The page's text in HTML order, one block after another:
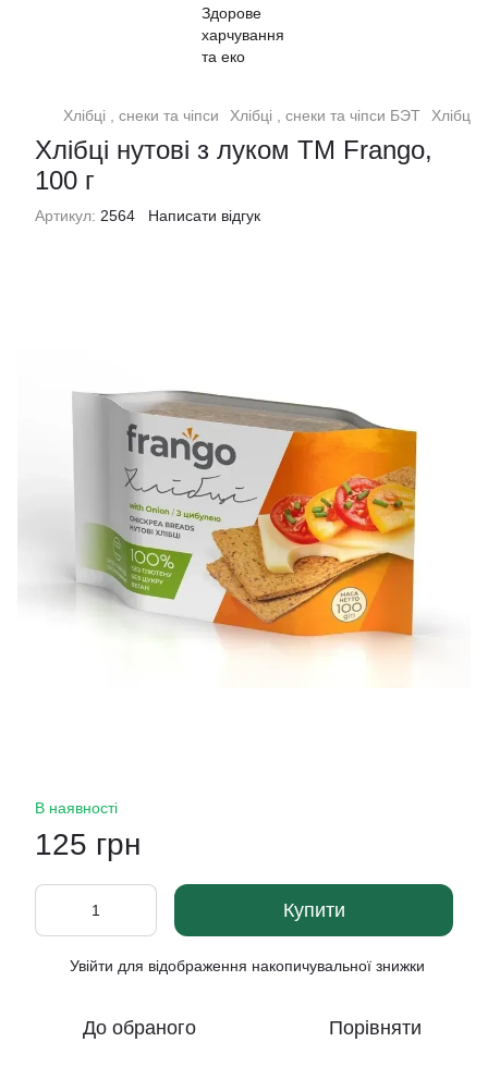
Хлібці , снеки та чіпси Хлібці , снеки та чіпси БЭТ Хлібці
Хлібці нутові з луком ТМ Frango,
100 г
Артикул: 2564 Написати відгук
В наявності
125 грн
Купити
Увійти для відображення накопичувальної знижки
До обраного Порівняти